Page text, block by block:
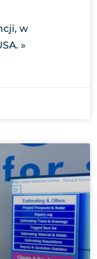
w
»